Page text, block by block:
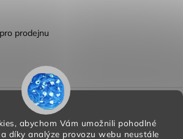
abychom Vám umožnili pohodlné
díky analýze provozu webu neustále
prodejnu
zboží
ochrany osobních údajů